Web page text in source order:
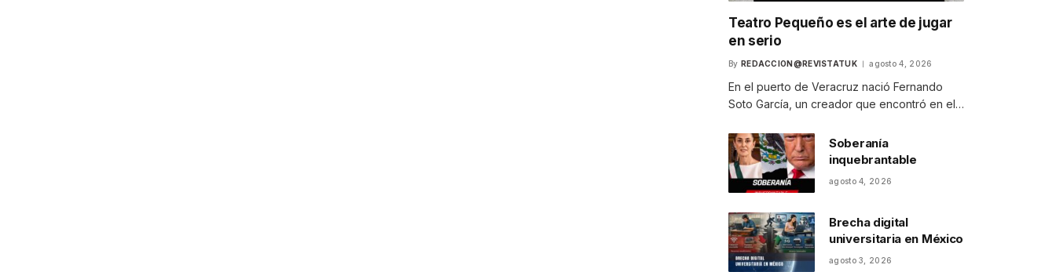
Teatro Pequeño es el arte de jugar
en serio
By REDACCION@REVISTATUK agosto 4, 2026
En el puerto de Veracruz nació Fernando
Soto García, un creador que encontró en el…
Soberanía
inquebrantable
agosto 4, 2026
Brecha digital
universitaria en México
agosto 3, 2026